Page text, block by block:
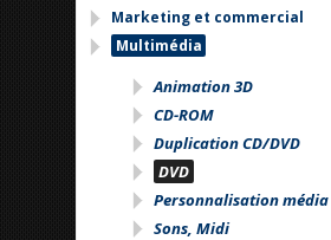
Marketing et commercial
Multimédia
Animation 3D
CD-ROM
Duplication CD/DVD
DVD
Personnalisation
Sons, Midi